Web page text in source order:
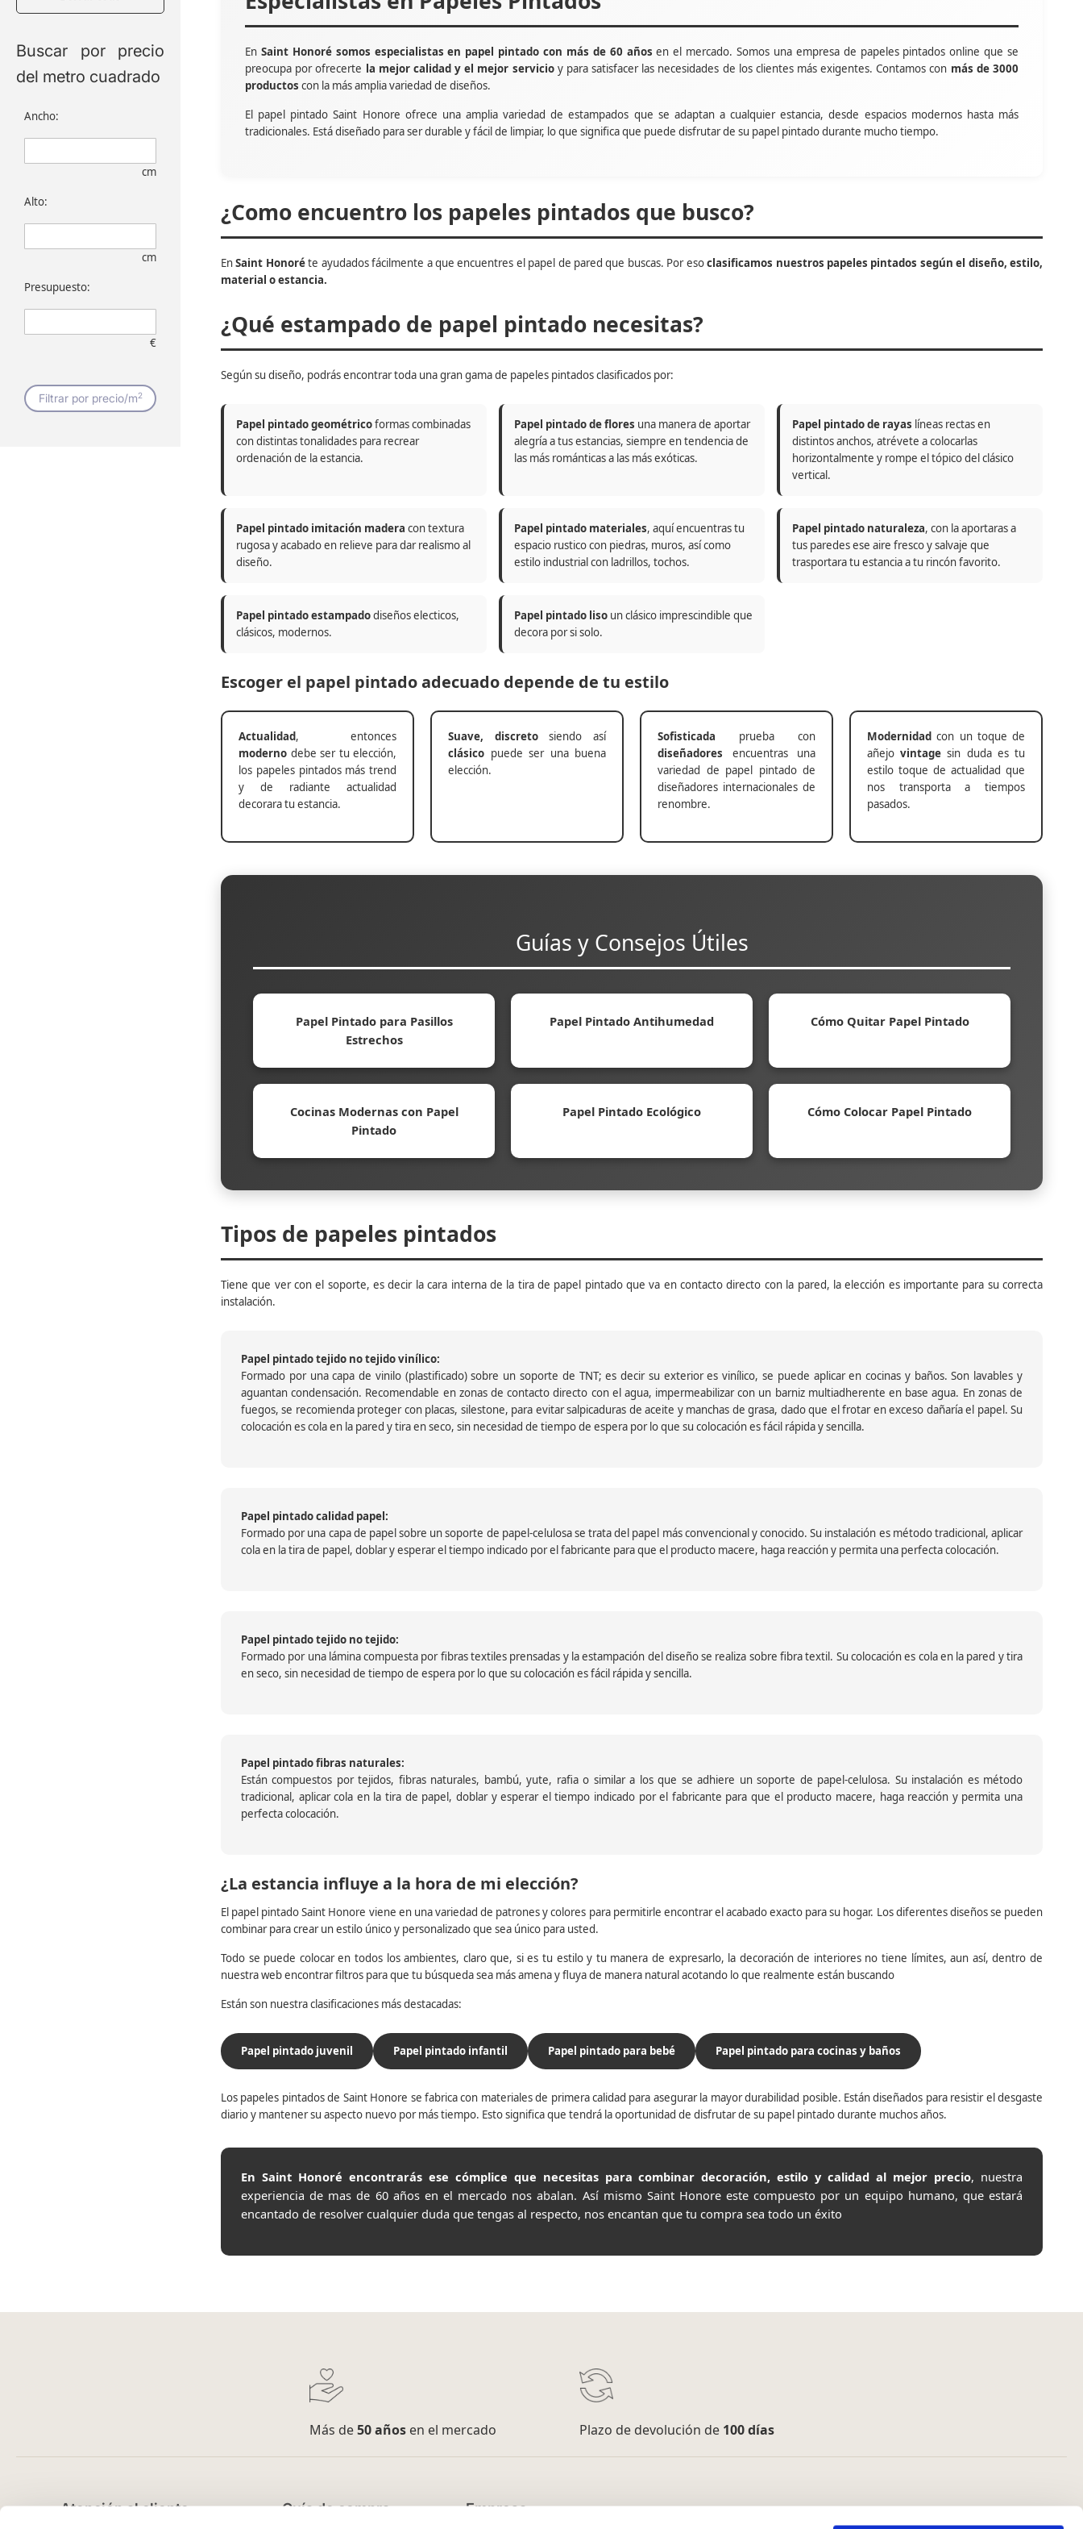
En Saint Honoré somos especialistas en papel pintado con más de 60 años en el mercado. Somos una empresa de papeles pintados online que se
preocupa por ofrecerte la mejor calidad y el mejor servicioy para satisfacer las necesidades de los clientes más exigentes. Contamos con más de 3000
productos con la más amplia variedad de diseños.
El papel pintado Saint Honore ofrece una amplia variedad de estampados que se adaptan a cualquier estancia, desde espacios modernos hasta más
tradicionales. Está diseñado para ser durable y fácil de limpiar, lo que significa que puede disfrutar de su papel pintado durante mucho tiempo.
¿Como encuentro los papeles pintados que busco?
EnSaint Honoréte ayudados fácilmente a que encuentres el papel de pared que buscas. Por esoclasificamos nuestros papeles pintados según el diseño, estilo,
material o estancia.
¿Qué estampado de papel pintado necesitas?
Según su diseño, podrás encontrar toda una gran gama de papeles pintados clasificados por:
Papel pintado geométricoformas combinadas
con distintas tonalidades para recrear
ordenación de la estancia.
Papel pintado de flores una manera de aportar
alegría a tus estancias, siempre en tendencia de
las más románticas a las más exóticas.
Papel pintado de rayas líneas rectas en
distintos anchos, atrévete a colocarlas
horizontalmente y rompe el tópico del clásico
vertical.
Papel pintado imitación madera con textura
rugosa y acabado en relieve para dar realismo al
diseño.
Papel pintado materiales, aquí encuentras tu
espacio rustico con piedras, muros, así como
estilo industrial con ladrillos, tochos.
Papel pintado naturaleza, con la aportaras a
tus paredes ese aire fresco y salvaje que
trasportara tu estancia a tu rincón favorito.
Papel pintado estampadodiseños electicos,
clásicos, modernos.
Papel pintado liso un clásico imprescindible que
decora por si solo.
Escoger el papel pintado adecuado depende de tu estilo
Actualidad, entonces
moderno debe ser tu elección,
los papeles pintados más trend
y de radiante actualidad
decorara tu estancia.
Suave, discretosiendo así
clásico puede ser una buena
elección.
Sofisticada prueba con
diseñadores encuentras una
variedad de papel pintado de
diseñadores internacionales de
renombre.
Modernidad con un toque de
añejovintage sin duda es tu
estilo toque de actualidad que
nos transporta a tiempos
pasados.
Guías y Consejos Útiles
Papel Pintado para Pasillos
Estrechos
Papel Pintado Antihumedad Cómo Quitar Papel Pintado
Cocinas Modernas con Papel
Pintado
Papel Pintado Ecológico Cómo Colocar Papel Pintado
Tipos de papeles pintados
Tiene que ver con el soporte, es decir la cara interna de la tira de papel pintado que va en contacto directo con la pared, la elección es importante para su correcta
instalación.
Papel pintado tejido no tejido vinílico:
Formado por una capa de vinilo (plastificado) sobre un soporte de TNT; es decir su exterior es vinílico, se puede aplicar en cocinas y baños. Son lavables y
aguantan condensación. Recomendable en zonas de contacto directo con el agua, impermeabilizar con un barniz multiadherente en base agua. En zonas de
fuegos, se recomienda proteger con placas, silestone, para evitar salpicaduras de aceite y manchas de grasa, dado que el frotar en exceso dañaría el papel. Su
colocación es cola en la pared y tira en seco, sin necesidad de tiempo de espera por lo que su colocación es fácil rápida y sencilla.
Papel pintado calidad papel:
Formado por una capa de papel sobre un soporte de papel-celulosa se trata del papel más convencional y conocido. Su instalación es método tradicional, aplicar
cola en la tira de papel, doblar y esperar el tiempo indicado por el fabricante para que el producto macere, haga reacción y permita una perfecta colocación.
Papel pintado tejido no tejido:
Formado por una lámina compuesta por fibras textiles prensadas y la estampación del diseño se realiza sobre fibra textil. Su colocación es cola en la pared y tira
en seco, sin necesidad de tiempo de espera por lo que su colocación es fácil rápida y sencilla.
Papel pintado fibras naturales:
Están compuestos por tejidos, fibras naturales, bambú, yute, rafia o similar a los que se adhiere un soporte de papel-celulosa. Su instalación es método
tradicional, aplicar cola en la tira de papel, doblar y esperar el tiempo indicado por el fabricante para que el producto macere, haga reacción y permita una
perfecta colocación.
¿La estancia influye a la hora de mi elección?
El papel pintado Saint Honore viene en una variedad de patrones y colores para permitirle encontrar el acabado exacto para su hogar. Los diferentes diseños se pueden
combinar para crear un estilo único y personalizado que sea único para usted.
Todo se puede colocar en todos los ambientes, claro que, si es tu estilo y tu manera de expresarlo, la decoración de interiores no tiene límites, aun así, dentro de
nuestra web encontrar filtros para que tu búsqueda sea más amena y fluya de manera natural acotando lo que realmente están buscando
Están son nuestra clasificaciones más destacadas:
Papel pintado juvenil Papel pintado infantil Papel pintado para bebé Papel pintado para cocinas y baños
Los papeles pintados de Saint Honore se fabrica con materiales de primera calidad para asegurar la mayor durabilidad posible. Están diseñados para resistir el desgaste
diario y mantener su aspecto nuevo por más tiempo. Esto significa que tendrá la oportunidad de disfrutar de su papel pintado durante muchos años.
En Saint Honoré encontrarás ese cómplice que necesitas para combinar decoración, estilo y calidad al mejor precio, nuestra
experiencia de mas de 60 años en el mercado nos abalan. Así mismo Saint Honore este compuesto por un equipo humano, que estará
encantado de resolver cualquier duda que tengas al respecto, nos encantan que tu compra sea todo un éxito
Buscar por precio
del metro cuadrado
Ancho:
cm
Alto:
cm
Presupuesto:
€
Filtrar por precio/m2
Más de50 añosen el mercado Plazo de devolución de 100 días
Atención al cliente Guía de compra Empresa